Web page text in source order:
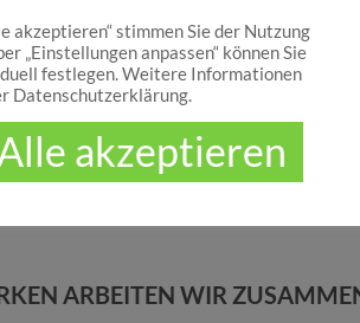
ARBEITEN WIR
akzeptieren“ stimmen Sie der Nutzung
„Einstellungen anpassen“ können Sie
festlegen. Weitere Informationen
Datenschutzerklärung.
akzeptieren